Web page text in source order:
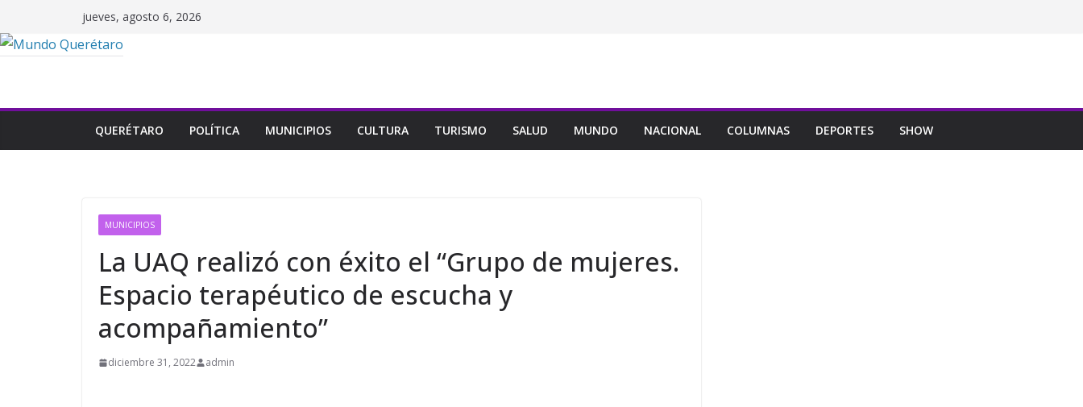
al
contenido
jueves, agosto 6, 2026
QUERÉTARO POLÍTICA MUNICIPIOS CULTURA TURISMO SALUD MUNDO NACIONAL COLUMNAS DEPORTES SHOW
MUNICIPIOS
La UAQ realizó con éxito el “Grupo de mujeres.
Espacio terapéutico de escucha y
acompañamiento”
diciembre 31, 2022 admin